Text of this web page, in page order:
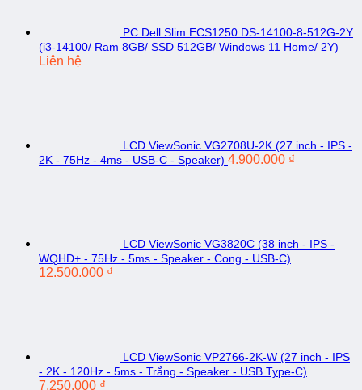
PC Dell Slim ECS1250 DS-14100-8-512G-2Y
(i3-14100/ Ram 8GB/ SSD 512GB/ Windows 11 Home/ 2Y)
Liên hệ
LCD ViewSonic VG2708U-2K (27 inch - IPS -
2K - 75Hz - 4ms - USB-C - Speaker) 4.900.000 ₫
LCD ViewSonic VG3820C (38 inch - IPS -
WQHD+ - 75Hz - 5ms - Speaker - Cong - USB-C)
12.500.000 ₫
LCD ViewSonic VP2766-2K-W (27 inch - IPS
- 2K - 120Hz - 5ms - Trắng - Speaker - USB Type-C)
7.250.000 ₫